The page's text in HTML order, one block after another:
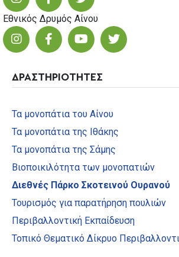
Εθνικός Δρυμός Αίνου
ΔΡΑΣΤΗΡΙΟΤΗΤΕΣ
Τα μονοπάτια του Αίνου
Τα μονοπάτια της Ιθάκης
Τα μονοπάτια της Σάμης
Βιοποικιλότητα των μονοπατιών
Διεθνές Πάρκο Σκοτεινού Ουρανού
Τουρισμός για παρατήρηση πουλιών
Περιβαλλοντική Εκπαίδευση
Τοπικό Θεματικό Δίκρυο